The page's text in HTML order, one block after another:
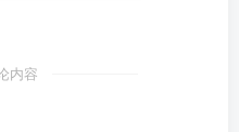
内容